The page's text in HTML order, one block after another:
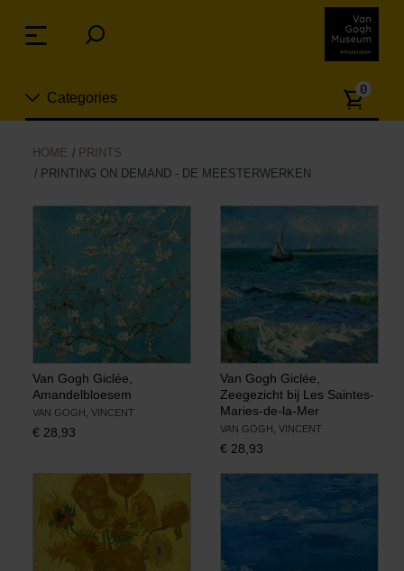
links
over
Spring
naar
menu
Categories
Nieuw
Sieraden
Mode
Wonen
Koken & tafelen
Vrije tijd
Prints
Aantal
0
HOME
PRINTS
PRINTING ON DEMAND - DE MEESTERWERKEN
Van Gogh Giclée,
Amandelbloesem
VAN GOGH, VINCENT
€ 28,93
Van Gogh Giclée,
Zeegezicht bij Les Saintes-
Maries-de-la-Mer
VAN GOGH, VINCENT
€ 28,93
Menu